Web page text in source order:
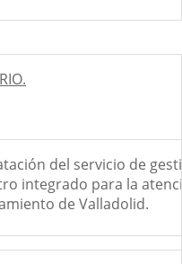
del servicio de
integrado para la
de Valladolid.